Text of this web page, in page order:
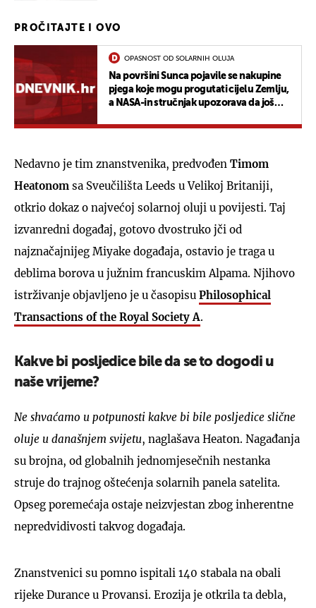
PROČITAJTE I OVO
OPASNOST OD SOLARNIH OLUJA
Na površini Sunca pojavile se nakupine
pjega koje mogu progutati cijelu Zemlju,
a NASA-in stručnjak upozorava da još
Nedavno je tim znanstvenika, predvođen Timom
Heatonom sa Sveučilišta Leeds u Velikoj Britaniji,
otkrio dokaz o najvećoj solarnoj oluji u povijesti. Taj
izvanredni događaj, gotovo dvostruko jči od
najznačajnijeg Miyake događaja, ostavio je traga u
deblima borova u južnim francuskim Alpama. Njihovo
istrživanje objavljeno je u časopisu Philosophical
Transactions of the Royal Society A.
Kakve bi posljedice bile da se to dogodi u
naše vrijeme?
Ne shvaćamo u potpunosti kakve bi bile posljedice slične
oluje u današnjem svijetu, naglašava Heaton. Nagađanja
su brojna, od globalnih jednomjesečnih nestanka
struje do trajnog oštećenja solarnih panela satelita.
Opseg poremećaja ostaje neizvjestan zbog inherentne
nepredvidivosti takvog događaja.
Znanstvenici su pomno ispitali 140 stabala na obali
rijeke Durance u Provansi. Erozija je otkrila ta debla,